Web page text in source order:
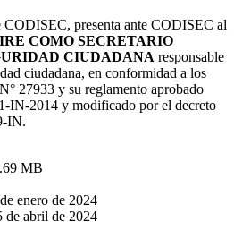
CODISEC, presenta ante CODISEC al
COMO SECRETARIO
CIUDADANA responsable
ciudadana, en conformidad a los
27933 y su reglamento aprobado
IN-2014 y modificado por el decreto
IN.
MB
enero de 2024
de abril de 2024